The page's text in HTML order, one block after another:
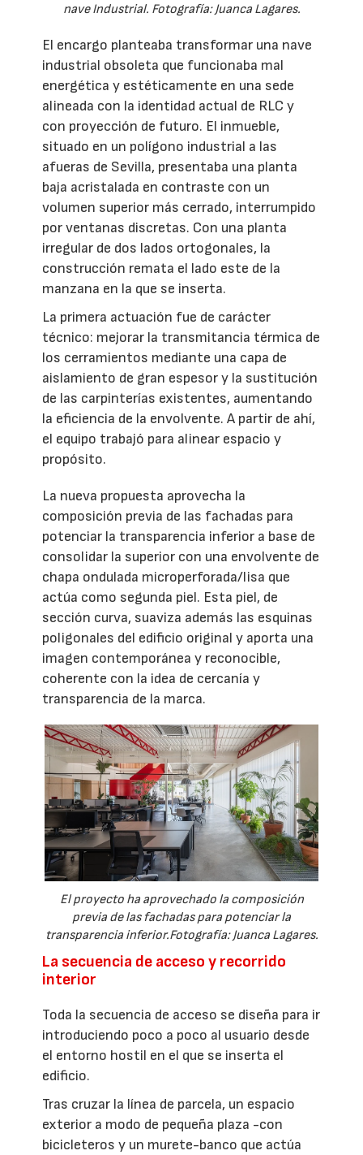
nave Industrial. Fotografía: Juanca Lagares.
El encargo planteaba transformar una nave
industrial obsoleta que funcionaba mal
energética y estéticamente en una sede
alineada con la identidad actual de RLC y
con proyección de futuro. El inmueble,
situado en un polígono industrial a las
afueras de Sevilla, presentaba una planta
baja acristalada en contraste con un
volumen superior más cerrado, interrumpido
por ventanas discretas. Con una planta
irregular de dos lados ortogonales, la
construcción remata el lado este de la
manzana en la que se inserta.
La primera actuación fue de carácter
técnico: mejorar la transmitancia térmica de
los cerramientos mediante una capa de
aislamiento de gran espesor y la sustitución
de las carpinterías existentes, aumentando
la eficiencia de la envolvente. A partir de ahí,
el equipo trabajó para alinear espacio y
propósito.
La nueva propuesta aprovecha la
composición previa de las fachadas para
potenciar la transparencia inferior a base de
consolidar la superior con una envolvente de
chapa ondulada microperforada/lisa que
actúa como segunda piel. Esta piel, de
sección curva, suaviza además las esquinas
poligonales del edificio original y aporta una
imagen contemporánea y reconocible,
coherente con la idea de cercanía y
transparencia de la marca.
El proyecto ha aprovechado la composición
previa de las fachadas para potenciar la
transparencia inferior.Fotografía: Juanca Lagares.
La secuencia de acceso y recorrido
interior
Toda la secuencia de acceso se diseña para ir
introduciendo poco a poco al usuario desde
el entorno hostil en el que se inserta el
edificio.
Tras cruzar la línea de parcela, un espacio
exterior a modo de pequeña plaza -con
bicicleteros y un murete-banco que actúa